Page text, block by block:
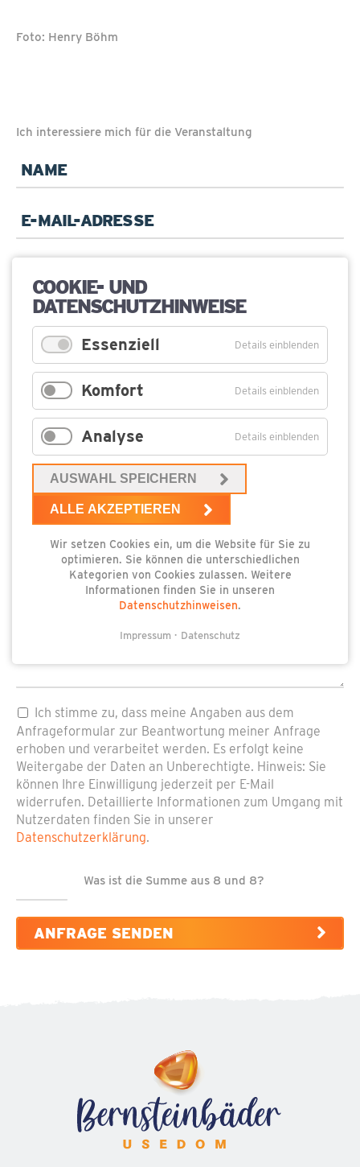
Foto: Henry Böhm
Ich interessiere mich für die Veranstaltung
Pflichtfeld
Name*
Pflichtfeld
E-
Mail*
Pflichtfeld
Ihre
Anfrage
Pflichtfeld
Datenschutz*
Ich stimme zu, dass meine Angaben aus dem
Anfrageformular zur Beantwortung meiner Anfrage
erhoben und verarbeitet werden. Es erfolgt keine
Weitergabe der Daten an Unberechtigte. Hinweis: Sie
können Ihre Einwilligung jederzeit per E-Mail
widerrufen. Detaillierte Informationen zum Umgang mit
Nutzerdaten finden Sie in unserer
Datenschutzerklärung.
Was ist die Summe aus 8 und 8?
ANFRAGE SENDEN
COOKIE- UND
DATENSCHUTZHINWEISE
Essenziell Details einblenden
Komfort Details einblenden
Analyse Details einblenden
AUSWAHL SPEICHERN
ALLE AKZEPTIEREN
Wir setzen Cookies ein, um die Website für Sie zu
optimieren. Sie können die unterschiedlichen
Kategorien von Cookies zulassen. Weitere
Informationen finden Sie in unseren
Datenschutzhinweisen.
Impressum Datenschutz